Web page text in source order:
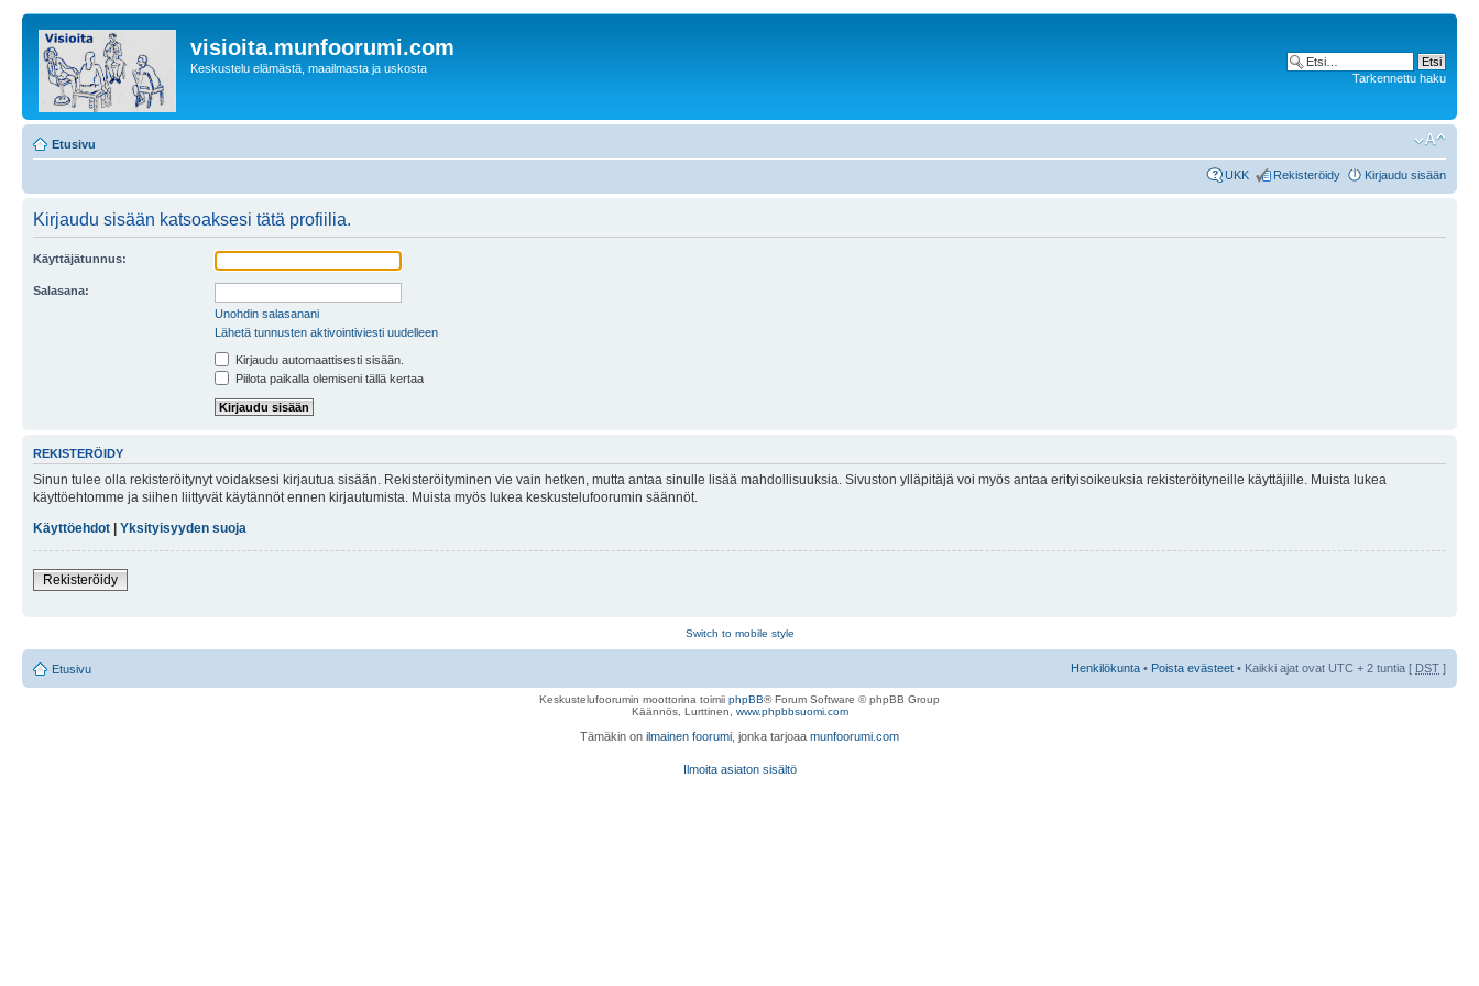
visioita.munfoorumi.com
Keskustelu elämästä, maailmasta ja uskosta
Tarkennettu haku
Etusivu
UKK Rekisteröidy Kirjaudu sisään
Kirjaudu sisään katsoaksesi tätä profiilia.
Käyttäjätunnus:
Salasana:
Unohdin salasanani
Lähetä tunnusten aktivointiviesti uudelleen
Kirjaudu automaattisesti sisään.
Piilota paikalla olemiseni tällä kertaa
REKISTERÖIDY
Sinun tulee olla rekisteröitynyt voidaksesi kirjautua sisään. Rekisteröityminen vie vain hetken, mutta antaa sinulle lisää mahdollisuuksia. Sivuston ylläpitäjä voi myös antaa erityisoikeuksia rekisteröityneille käyttäjille. Muista lukea
käyttöehtomme ja siihen liittyvät käytännöt ennen kirjautumista. Muista myös lukea keskustelufoorumin säännöt.
Käyttöehdot | Yksityisyyden suoja
Rekisteröidy
Switch to mobile style
Etusivu Henkilökunta • Poista evästeet • Kaikki ajat ovat UTC + 2 tuntia [ DST ]
Keskustelufoorumin moottorina toimii phpBB® Forum Software © phpBB Group
Käännös, Lurttinen, www.phpbbsuomi.com
Tämäkin on ilmainen foorumi , jonka tarjoaa munfoorumi.com
Ilmoita asiaton sisältö